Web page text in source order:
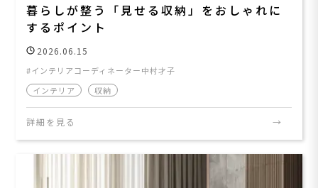
暮らしが整う「見せる収納」をおしゃれに
するポイント
2026.06.15
インテリアコーディネーター中村才子
インテリア
収納
詳細を見る